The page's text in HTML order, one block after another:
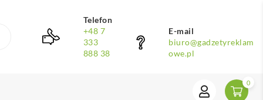
Telefon
+48 7
333
888 38
E-mail
biuro@gadzetyreklam
owe.pl
0